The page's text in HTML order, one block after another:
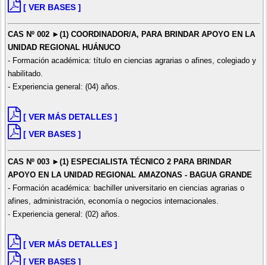
[ VER BASES ]
CAS Nº 002 ►(1) COORDINADOR/A, PARA BRINDAR APOYO EN LA
UNIDAD REGIONAL HUÁNUCO
- Formación académica: título en ciencias agrarias o afines, colegiado y
habilitado.
- Experiencia general: (04) años.
[ VER MÁS DETALLES ]
[ VER BASES ]
CAS Nº 003 ►(1) ESPECIALISTA TÉCNICO 2 PARA BRINDAR
APOYO EN LA UNIDAD REGIONAL AMAZONAS - BAGUA GRANDE
- Formación académica: bachiller universitario en ciencias agrarias o
afines, administración, economía o negocios internacionales.
- Experiencia general: (02) años.
[ VER MÁS DETALLES ]
[ VER BASES ]